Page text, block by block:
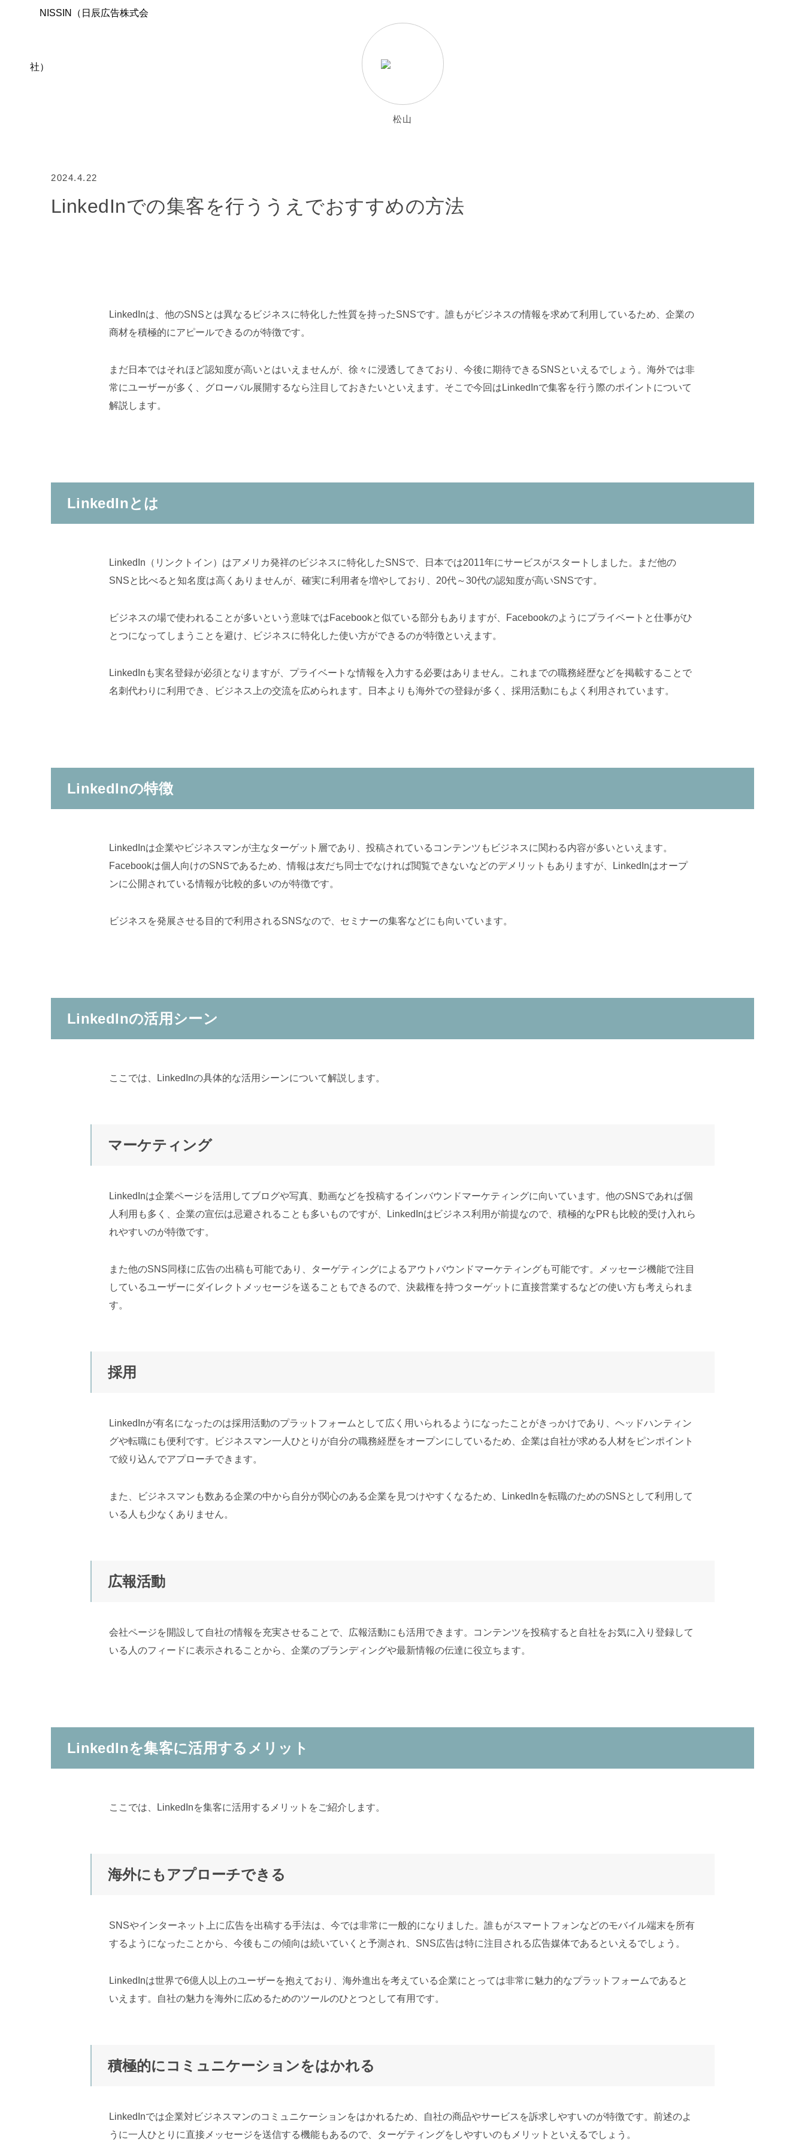
松山
2024.4.22
LinkedInでの集客を行ううえでおすすめの方法
LinkedInは、他のSNSとは異なるビジネスに特化した性質を持ったSNSです。誰もがビジネスの情報を求めて利用しているため、企業の
商材を積極的にアピールできるのが特徴です。
まだ日本ではそれほど認知度が高いとはいえませんが、徐々に浸透してきており、今後に期待できるSNSといえるでしょう。海外では非
常にユーザーが多く、グローバル展開するなら注目しておきたいといえます。そこで今回はLinkedInで集客を行う際のポイントについて
解説します。
LinkedInとは
LinkedIn（リンクトイン）はアメリカ発祥のビジネスに特化したSNSで、日本では2011年にサービスがスタートしました。まだ他の
SNSと比べると知名度は高くありませんが、確実に利用者を増やしており、20代～30代の認知度が高いSNSです。
ビジネスの場で使われることが多いという意味ではFacebookと似ている部分もありますが、Facebookのようにプライベートと仕事がひ
とつになってしまうことを避け、ビジネスに特化した使い方ができるのが特徴といえます。
LinkedInも実名登録が必須となりますが、プライベートな情報を入力する必要はありません。これまでの職務経歴などを掲載することで
名刺代わりに利用でき、ビジネス上の交流を広められます。日本よりも海外での登録が多く、採用活動にもよく利用されています。
LinkedInの特徴
LinkedInは企業やビジネスマンが主なターゲット層であり、投稿されているコンテンツもビジネスに関わる内容が多いといえます。
Facebookは個人向けのSNSであるため、情報は友だち同士でなければ閲覧できないなどのデメリットもありますが、LinkedInはオープ
ンに公開されている情報が比較的多いのが特徴です。
ビジネスを発展させる目的で利用されるSNSなので、セミナーの集客などにも向いています。
LinkedInの活用シーン
ここでは、LinkedInの具体的な活用シーンについて解説します。
マーケティング
LinkedInは企業ページを活用してブログや写真、動画などを投稿するインバウンドマーケティングに向いています。他のSNSであれば個
人利用も多く、企業の宣伝は忌避されることも多いものですが、LinkedInはビジネス利用が前提なので、積極的なPRも比較的受け入れら
れやすいのが特徴です。
また他のSNS同様に広告の出稿も可能であり、ターゲティングによるアウトバウンドマーケティングも可能です。メッセージ機能で注目
しているユーザーにダイレクトメッセージを送ることもできるので、決裁権を持つターゲットに直接営業するなどの使い方も考えられま
す。
採用
LinkedInが有名になったのは採用活動のプラットフォームとして広く用いられるようになったことがきっかけであり、ヘッドハンティン
グや転職にも便利です。ビジネスマン一人ひとりが自分の職務経歴をオープンにしているため、企業は自社が求める人材をピンポイント
で絞り込んでアプローチできます。
また、ビジネスマンも数ある企業の中から自分が関心のある企業を見つけやすくなるため、LinkedInを転職のためのSNSとして利用して
いる人も少なくありません。
広報活動
会社ページを開設して自社の情報を充実させることで、広報活動にも活用できます。コンテンツを投稿すると自社をお気に入り登録して
いる人のフィードに表示されることから、企業のブランディングや最新情報の伝達に役立ちます。
LinkedInを集客に活用するメリット
ここでは、LinkedInを集客に活用するメリットをご紹介します。
海外にもアプローチできる
SNSやインターネット上に広告を出稿する手法は、今では非常に一般的になりました。誰もがスマートフォンなどのモバイル端末を所有
するようになったことから、今後もこの傾向は続いていくと予測され、SNS広告は特に注目される広告媒体であるといえるでしょう。
LinkedInは世界で6億人以上のユーザーを抱えており、海外進出を考えている企業にとっては非常に魅力的なプラットフォームであると
いえます。自社の魅力を海外に広めるためのツールのひとつとして有用です。
積極的にコミュニケーションをはかれる
LinkedInでは企業対ビジネスマンのコミュニケーションをはかれるため、自社の商品やサービスを訴求しやすいのが特徴です。前述のよ
うに一人ひとりに直接メッセージを送信する機能もあるので、ターゲティングをしやすいのもメリットといえるでしょう。